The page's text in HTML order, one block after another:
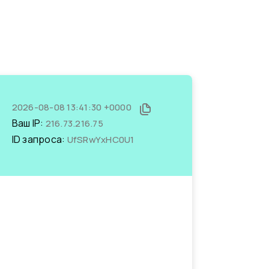
2026-08-08 13:41:30 +0000
Ваш IP: 216.73.216.75
ID запроса: UfSRwYxHC0U1